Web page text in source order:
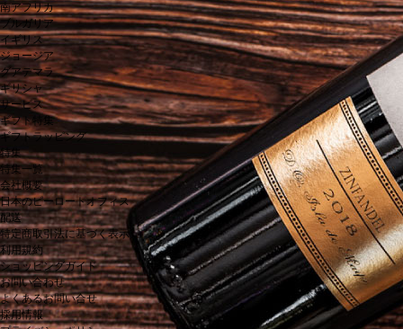
南アフリカ
ブルガリア
イギリス
ジョージア
グアテマラ
ギリシャ
サービス
ギフト特集
ギフトラッピング
特集
特集一覧
会社概要
日本のピーロートオフィス
配送
特定商取引法に基づく表示
利用規約
ショッピングガイド
お問い合わせ
よくあるお問い合せ
採用情報